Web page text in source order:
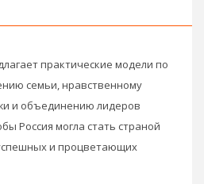
практические модели по
семьи, нравственному
и объединению лидеров
Россия могла стать страной
и процветающих